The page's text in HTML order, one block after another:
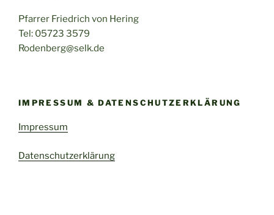
Pfarrer Friedrich von Hering
Tel: 05723 3579
Rodenberg@selk.de
IMPRESSUM & DATENSCHUTZERKLÄRUNG
Impressum
Datenschutzerklärung